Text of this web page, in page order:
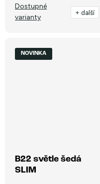
Dostupné
varianty
+ další
NOVINKA
B22 světle šedá
SLIM